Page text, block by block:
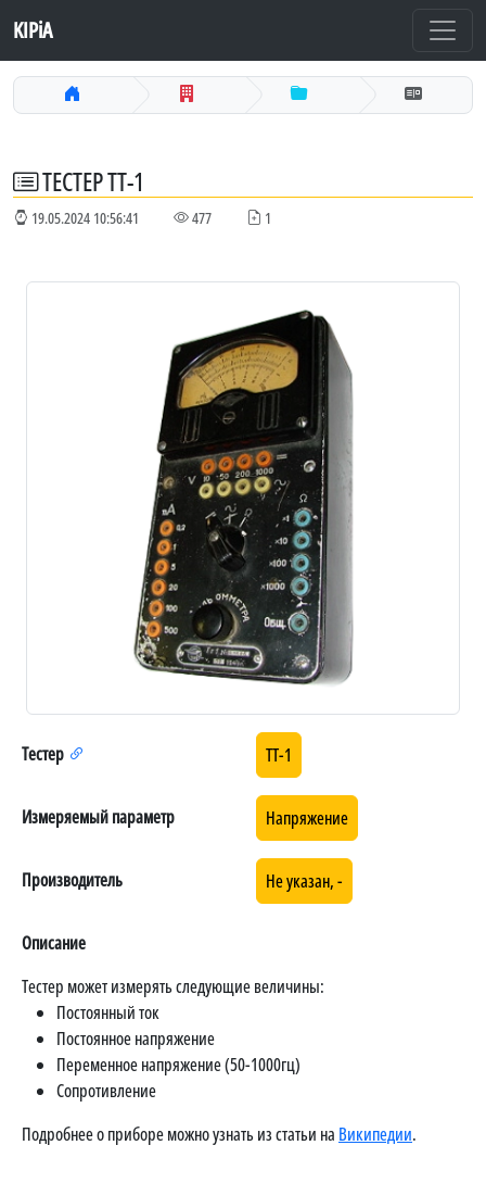
KIPiA
ТЕСТЕР ТТ-1
19.05.2024 10:56:41 477 1
Тестер ТТ-1
Измеряемый параметр Напряжение
Производитель Не указан, -
Описание
Тестер может измерять следующие величины:
Постоянный ток
Постоянное напряжение
Переменное напряжение (50-1000гц)
Сопротивление
Подробнее о приборе можно узнать из статьи на Википедии.